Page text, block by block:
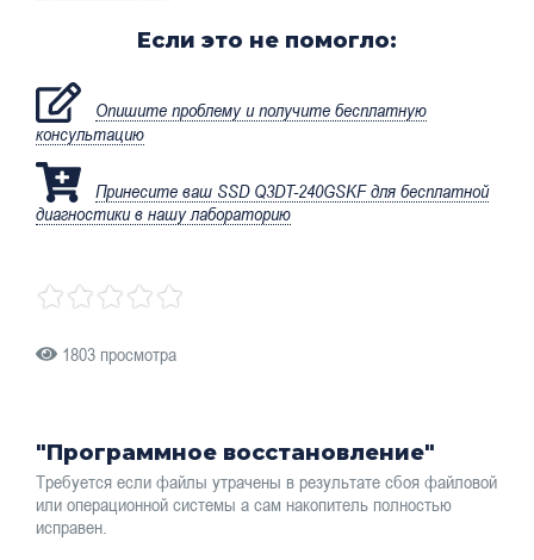
Если это не помогло:
Опишите проблему и получите бесплатную
консультацию
Принесите ваш SSD Q3DT-240GSKF для бесплатной
диагностики в нашу лабораторию
1803 просмотра
"Программное восстановление"
Требуется если файлы утрачены в результате сбоя файловой
или операционной системы а сам накопитель полностью
исправен.